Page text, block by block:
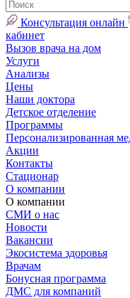
Консультация онлайн
кабинет
Вызов врача на дом
Услуги
Анализы
Цены
Наши доктора
Детское отделение
Программы
Персонализированная
Акции
Контакты
Стационар
О компании
О компании
СМИ о нас
Новости
Вакансии
Экосистема здоровья
Врачам
Бонусная программа
ДМС для компаний